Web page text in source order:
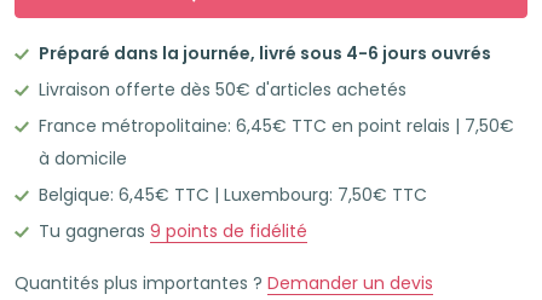
Préparé dans la journée, livré sous 4-6 jours ouvrés
Livraison offerte dès 50€ d'articles achetés
France métropolitaine: 6,45€ TTC en point relais | 7,50€
à domicile
Belgique: 6,45€ TTC | Luxembourg: 7,50€ TTC
Tu gagneras 9 points de fidélité
Quantités plus importantes ? Demander un devis